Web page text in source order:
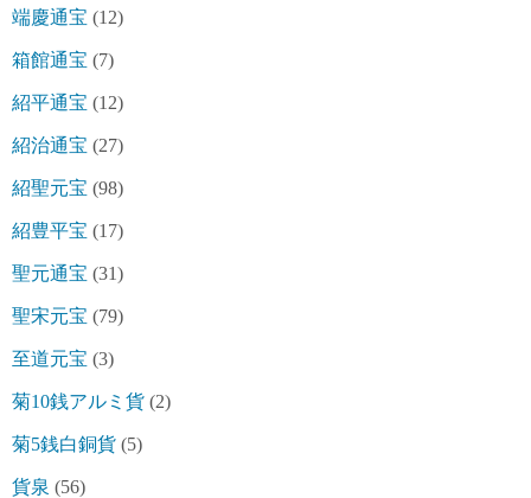
端慶通宝 (12)
箱館通宝 (7)
紹平通宝 (12)
紹治通宝 (27)
紹聖元宝 (98)
紹豊平宝 (17)
聖元通宝 (31)
聖宋元宝 (79)
至道元宝 (3)
菊10銭アルミ貨 (2)
菊5銭白銅貨 (5)
貨泉 (56)